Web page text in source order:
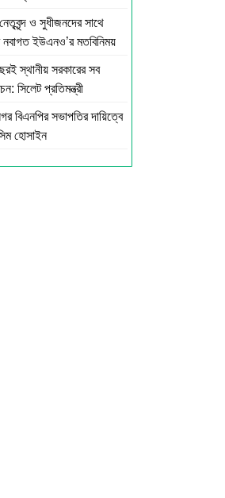
ও সুধীজনদের সাথে
নবাগত ইউএনও’র মতবিনিময়
স্থানীয় সরকারের সব
সিলেট প্রতিমন্ত্রী
বিএনপির সভাপতির দায়িত্বে
হোসাইন